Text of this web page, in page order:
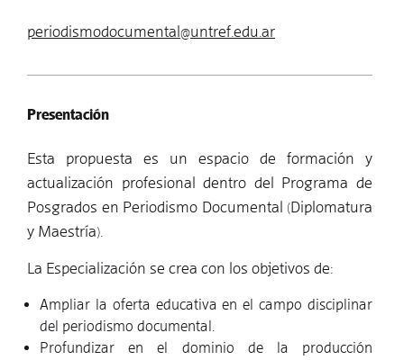
periodismodocumental@untref.edu.ar
Presentación
Esta propuesta es un espacio de formación y
actualización profesional dentro del Programa de
Posgrados en Periodismo Documental (Diplomatura
y Maestría).
La Especialización se crea con los objetivos de:
Ampliar la oferta educativa en el campo disciplinar
del periodismo documental.
Profundizar en el dominio de la producción